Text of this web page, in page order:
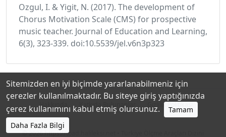
Ozgul, I. & Yigit, N. (2017). The development of
Chorus Motivation Scale (CMS) for prospective
music teacher. Journal of Education and Learning,
6(3), 323-339. doi:10.5539/jel.v6n3p323
Hakkında Katkıda Bulunanlar Gizlilik Politikası
© 2026https://toad.halileksi.net
Sitemizden en iyi biçimde yararlanabilmeniz için
çerezler kullanılmaktadır. Bu siteye giriş yaptığınızda
çerez kullanımını kabul etmiş olursunuz.
Tamam
Daha Fazla Bilgi